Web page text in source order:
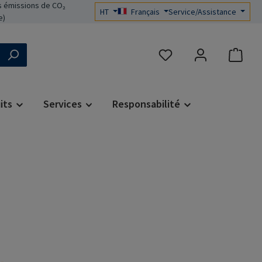
de CO₂
HT Français Service/Assistance
Vous avez 0 articles
Services Responsabilité